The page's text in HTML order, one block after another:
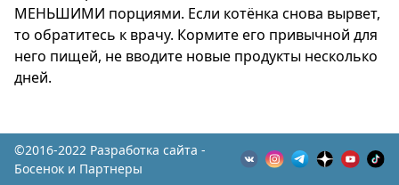
МЕНЬШИМИ порциями. Если котёнка снова вырвет,
то обратитесь к врачу. Кормите его привычной для
него пищей, не вводите новые продукты несколько
дней.
©2016-2022 Разработка сайта -
Босенок и Партнеры